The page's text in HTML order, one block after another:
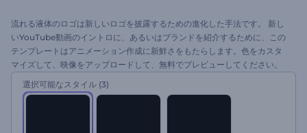
流れる液体のロゴは新しいロゴを披露するための進化した手法です。 新し
いYouTube動画のイントロに、あるいはブランドを紹介するために、この
テンプレートはアニメーション作成に新鮮さをもたらします。色をカスタ
マイズして、映像をアップロードして、無料でプレビューしてください。
選択可能なスタイル (3)